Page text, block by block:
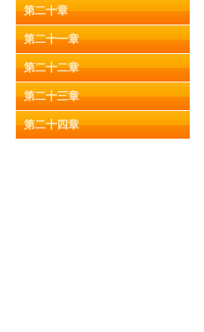
第二十章
第二十一章
第二十二章
第二十三章
第二十四章